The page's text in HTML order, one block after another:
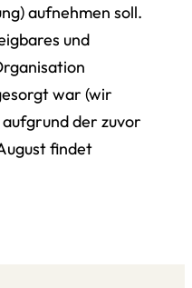
aufnehmen soll.
und
war (wir
der zuvor
findet